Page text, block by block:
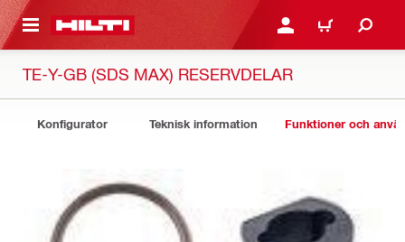
GÅ TILL HUVUDSIDAN LOGGA IN ELLER
VARUKORG
TE-Y-GB (SDS MAX) RESERVDELAR
Konfigurator Teknisk information Funktioner och